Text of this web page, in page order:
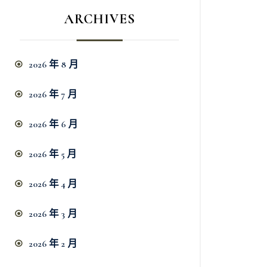
ARCHIVES
2026 年 8 月
2026 年 7 月
2026 年 6 月
2026 年 5 月
2026 年 4 月
2026 年 3 月
2026 年 2 月